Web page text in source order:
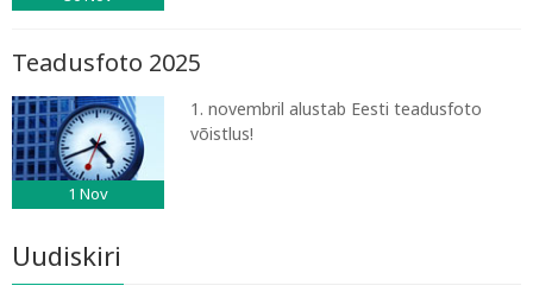
Teadusfoto 2025
1 Nov
1. novembril alustab Eesti teadusfoto
võistlus!
Uudiskiri